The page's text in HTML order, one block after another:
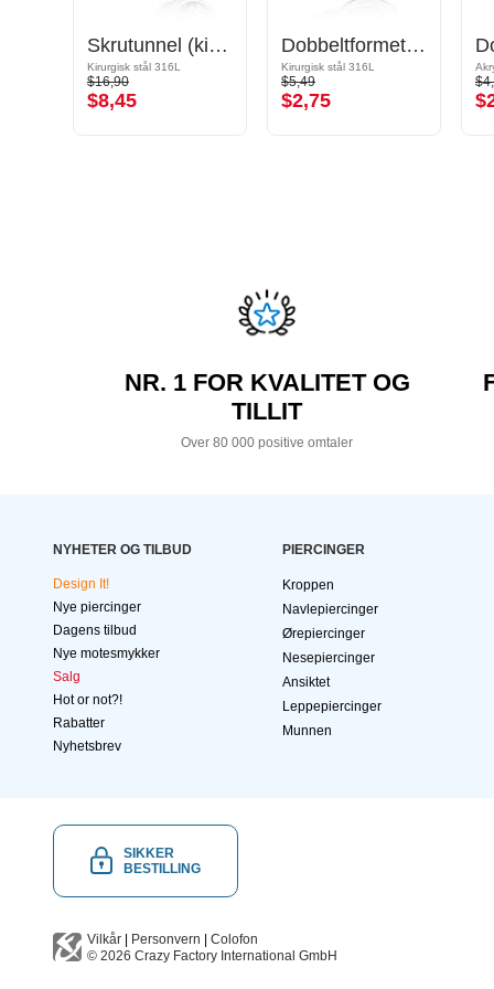
Skrutunnel (kirurgisk stål, sølv, skinnende finish) med krystallstein
Kirurgisk stål 316L
$16,90
$8,45
Dobbeltformet tunnel (kirurgisk stål, sølv, skinnende finish)
Kirurgisk stål 316L
$5,49
$2,75
NR. 1 FOR KVALITET OG
TILLIT
Over 80 000 positive omtaler
NYHETER OG TILBUD
Design It!
Nye piercinger
Dagens tilbud
Nye motesmykker
Salg
Hot or not?!
Rabatter
Nyhetsbrev
PIERCINGER
Kroppen
Navlepiercinger
Ørepiercinger
Nesepiercinger
Ansiktet
Leppepiercinger
Munnen
SIKKER
BESTILLING
Vilkår Personvern
Colofon
© 2026 Crazy Factory International GmbH